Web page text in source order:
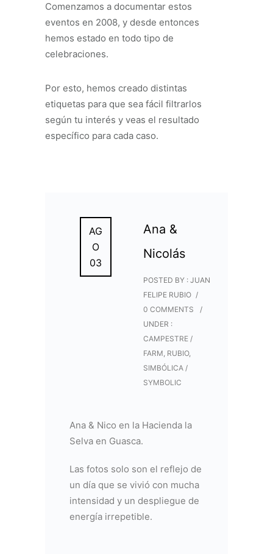
Comenzamos a documentar estos
eventos en 2008, y desde entonces
hemos estado en todo tipo de
celebraciones.
Por esto, hemos creado distintas
etiquetas para que sea fácil filtrarlos
según tu interés y veas el resultado
específico para cada caso.
AG
O
03
Ana &
Nicolás
POSTED BY : JUAN
FELIPE RUBIO /
0 COMMENTS
/
UNDER :
CAMPESTRE /
FARM, RUBIO,
SIMBÓLICA /
SYMBOLIC
Ana & Nico en la Hacienda la
Selva en Guasca.
Las fotos solo son el reflejo de
un día que se vivió con mucha
intensidad y un despliegue de
energía irrepetible.